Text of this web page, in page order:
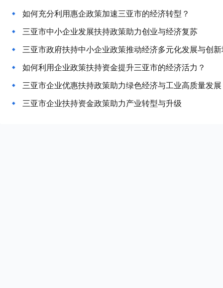
如何充分利用惠企政策加速三亚市的经济转型？
三亚市中小企业发展扶持政策助力创业与经济复苏
三亚市政府扶持中小企业政策推动经济多元化发展与创
如何利用企业政策扶持资金提升三亚市的经济活力？
三亚市企业优惠扶持政策助力绿色经济与工业高质量发展
三亚市企业扶持资金政策助力产业转型与升级